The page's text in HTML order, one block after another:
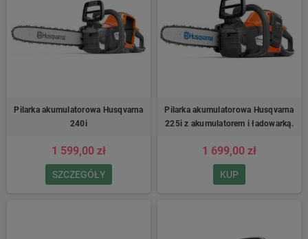
Pilarka akumulatorowa Husqvarna
240i
1 599,00 zł
SZCZEGÓŁY
Pilarka akumulatorowa Husqvarna
225i z akumulatorem i ładowarką.
1 699,00 zł
KUP